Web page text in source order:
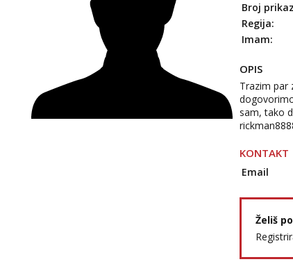
Broj
Regija:
Imam:
OPIS
Trazim par
sam, tako
KONTAKT
Email
Želiš